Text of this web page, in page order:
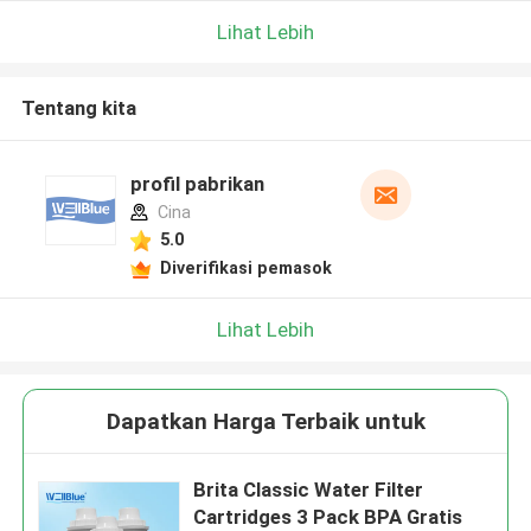
Lihat Lebih
Tentang kita
profil pabrikan
Cina
5.0
Diverifikasi pemasok
Lihat Lebih
Dapatkan Harga Terbaik untuk
Brita Classic Water Filter
Cartridges 3 Pack BPA Gratis